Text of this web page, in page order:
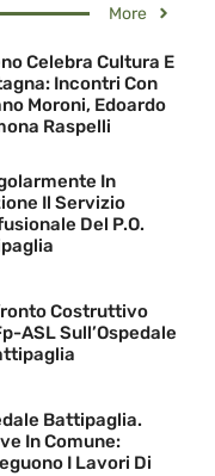
More
Celebra Cultura E
Incontri Con
Moroni, Edoardo
Raspelli
In
Il Servizio
Del P.O.
Costruttivo
ASL Sull’Ospedale
Battipaglia.
In Comune:
I Lavori Di